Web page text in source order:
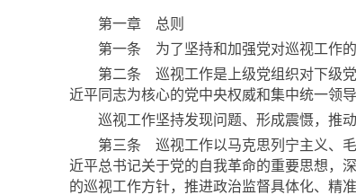
第一章 总则
第一条 为了坚持和加强党对巡视工作的
第二条 巡视工作是上级党组织对下级党
近平同志为核心的党中央权威和集中统一领导
巡视工作坚持发现问题、形成震慑，推动
第三条 巡视工作以马克思列宁主义、毛
近平总书记关于党的自我革命的重要思想，
的巡视工作方针，推进政治监督具体化、精